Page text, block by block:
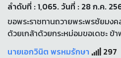
ลำดับที่ : 1,065. วันที่ : 28 ก.ค.
ขอพระราชทานถวายพระพรชัยมง
ด้วยเกล้าด้วยกระหม่อมขอเดชะ ข้า
นายเอกวินิต พรหมรักษา
297